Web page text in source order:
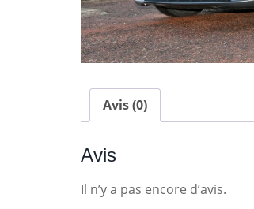
Avis (0)
Avis
Il n’y a pas encore d’avis.